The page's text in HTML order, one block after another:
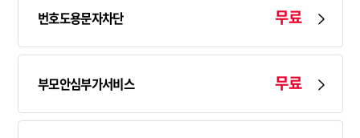
번호도용문자차단 무료
부모안심부가서비스 무료